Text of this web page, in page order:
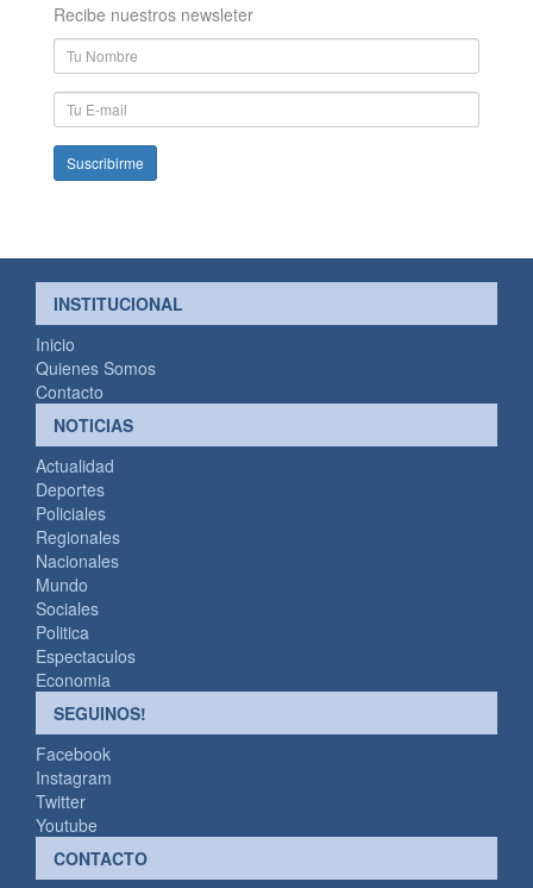
Recibe nuestros newsleter
Nombre
y
Apellido
E-
mail
INSTITUCIONAL
Inicio
Quienes Somos
Contacto
NOTICIAS
Actualidad
Deportes
Policiales
Regionales
Nacionales
Mundo
Sociales
Politica
Espectaculos
Economia
SEGUINOS!
Facebook
Instagram
Twitter
Youtube
CONTACTO